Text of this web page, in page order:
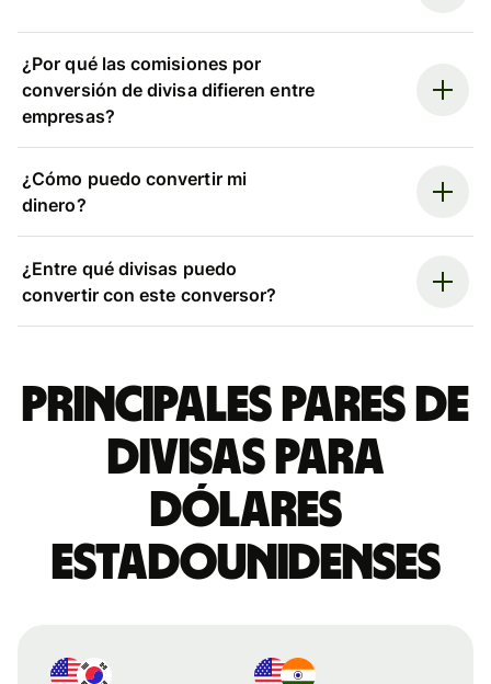
¿Por qué las comisiones por
conversión de divisa difieren entre
empresas?
¿Cómo puedo convertir mi
dinero?
¿Entre qué divisas puedo
convertir con este conversor?
Principales pares de
divisas para
dólares
estadounidenses